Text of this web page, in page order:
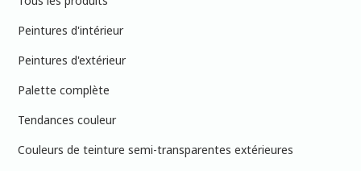
Peintures d'intérieur
Peintures d'extérieur
Palette complète
Tendances couleur
Couleurs de teinture semi-transparentes extérieures